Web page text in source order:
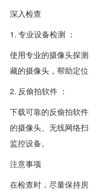
深入检查
1. 专业设备检测 ：
使用专业的摄像头探
藏的摄像头，帮助定位
2. 反偷拍软件 ：
下载可靠的反偷拍软
的摄像头、无线网络
监控设备。
注意事项
在检查时，尽量保持